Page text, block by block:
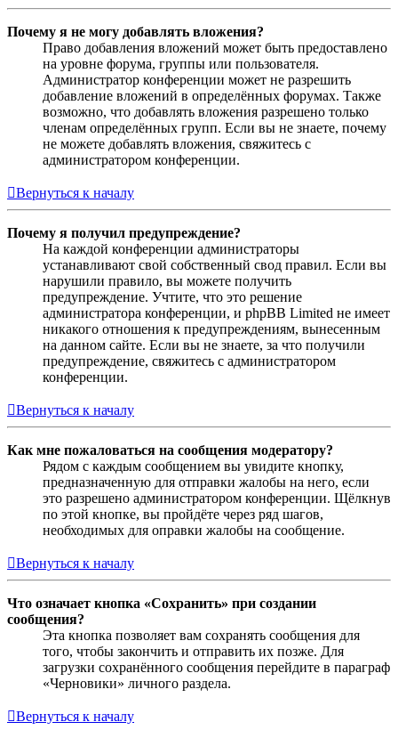
Почему я не могу добавлять вложения?
Право добавления вложений может быть предоставлено
на уровне форума, группы или пользователя.
Администратор конференции может не разрешить
добавление вложений в определённых форумах. Также
возможно, что добавлять вложения разрешено только
членам определённых групп. Если вы не знаете, почему
не можете добавлять вложения, свяжитесь с
администратором конференции.
Вернуться к началу
Почему я получил предупреждение?
На каждой конференции администраторы
устанавливают свой собственный свод правил. Если вы
нарушили правило, вы можете получить
предупреждение. Учтите, что это решение
администратора конференции, и phpBB Limited не имеет
никакого отношения к предупреждениям, вынесенным
на данном сайте. Если вы не знаете, за что получили
предупреждение, свяжитесь с администратором
конференции.
Вернуться к началу
Как мне пожаловаться на сообщения модератору?
Рядом с каждым сообщением вы увидите кнопку,
предназначенную для отправки жалобы на него, если
это разрешено администратором конференции. Щёлкнув
по этой кнопке, вы пройдёте через ряд шагов,
необходимых для оправки жалобы на сообщение.
Вернуться к началу
Что означает кнопка «Сохранить» при создании
сообщения?
Эта кнопка позволяет вам сохранять сообщения для
того, чтобы закончить и отправить их позже. Для
загрузки сохранённого сообщения перейдите в параграф
«Черновики» личного раздела.
Вернуться к началу